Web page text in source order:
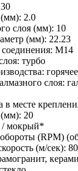
2.0
слоя (мм): 10
(мм): 22.23
соединения: М14
турбо
слоя:
в месте
20
/ мокрый*
(RPM)
(м/сек): 80